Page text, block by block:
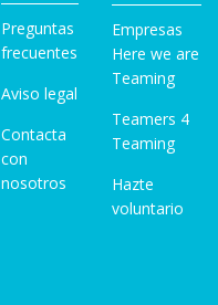
Preguntas
frecuentes
Aviso legal
Contacta
con
nosotros
Empresas
Here we are
Teaming
Teamers 4
Teaming
Hazte
voluntario